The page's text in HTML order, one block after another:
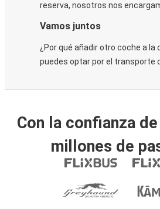
reserva, nosotros nos
Vamos juntos
¿Por qué añadir otro coche a la
puedes optar por el transporte
Con la confianza
millones de